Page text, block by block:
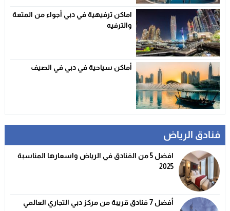
اماكن ترفيهية في دبي أجواء من المتعة
والترفيه
أماكن سياحية في دبي في الصيف
فنادق الرياض
افضل 5 من الفنادق في الرياض واسعارها المناسبة
2025
أفضل 7 فنادق قريبة من مركز دبي التجاري العالمي